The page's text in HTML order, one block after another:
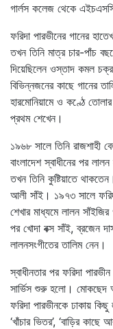
গার্লস কলেজ থেকে
ফরিদা পারভীনের গানের
তখন তিনি মাত্র চার-পাঁচ
দিয়েছিলেন ওস্তাদ কমল
বিভিন্নজনের কাছে গানের
হারমোনিয়ামে ও কণ্ঠে
প্রথম শেখেন।
১৯৬৮ সালে তিনি রাজশাহী
বাংলাদেশ স্বাধীনের পর
তখন তিনি কুষ্টিয়াতে
আলী সাঁই। ১৯৭৩ সালে
শেখার মাধ্যমে লালন
পর খোদা বক্স সাঁই, ব্রজেন
লালনসংগীতের তালিম নেন।
স্বাধীনতার পর ফরিদা
সার্ভিস শুরু হলো। মোকছেদ
ফরিদা পারভীনকে ঢাকায়
‘খাঁচার ভিতর’, ‘বাড়ির